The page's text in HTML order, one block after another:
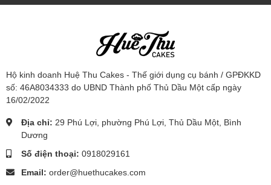
Hộ kinh doanh Huệ Thu Cakes - Thế giới dụng cụ bánh / GPĐKKD
số: 46A8034333 do UBND Thành phố Thủ Dầu Một cấp ngày
16/02/2022
Địa chỉ: 29 Phú Lợi, phường Phú Lợi, Thủ Dầu Một, Bình
Dương
Số điện thoại: 0918029161
Email: order@huethucakes.com